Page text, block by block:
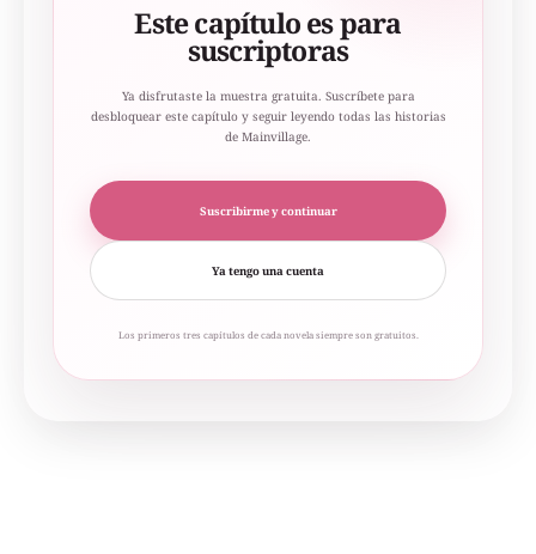
Este capítulo es para
suscriptoras
Ya disfrutaste la muestra gratuita. Suscríbete para
desbloquear este capítulo y seguir leyendo todas las historias
de Mainvillage.
Suscribirme y continuar
Ya tengo una cuenta
Los primeros tres capítulos de cada novela siempre son gratuitos.